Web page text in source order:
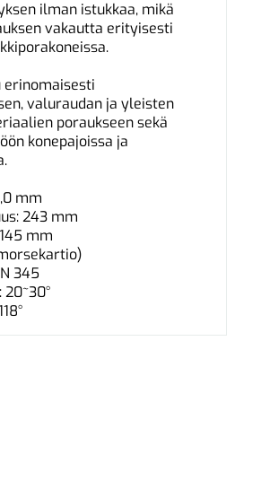
ilman istukkaa, mikä
vakautta erityisesti
erinomaisesti
valuraudan ja yleisten
poraukseen sekä
konepajoissa ja
mm
243 mm
mm
345
20~30°